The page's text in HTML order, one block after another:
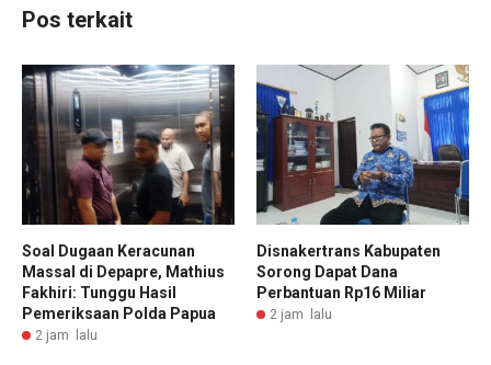
Pos terkait
Soal Dugaan Keracunan
Massal di Depapre, Mathius
Fakhiri: Tunggu Hasil
Pemeriksaan Polda Papua
2 jam lalu
Disnakertrans Kabupaten
Sorong Dapat Dana
Perbantuan Rp16 Miliar
2 jam lalu